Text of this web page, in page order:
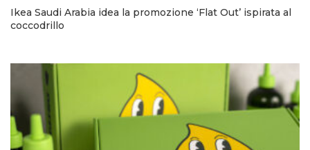
Ikea Saudi Arabia idea la promozione ‘Flat Out’ ispirata al
coccodrillo